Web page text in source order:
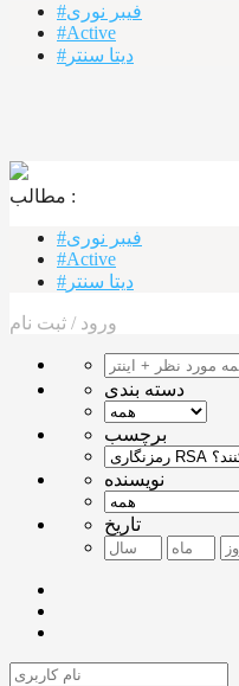
#فیبر نوری
#Active
#دیتا سنتر
مطالب :‌ ‌‌
#فیبر نوری
#Active
#دیتا سنتر
ورود / ثبت نام
دسته بندی
برچسب
نویسنده
تاریخ